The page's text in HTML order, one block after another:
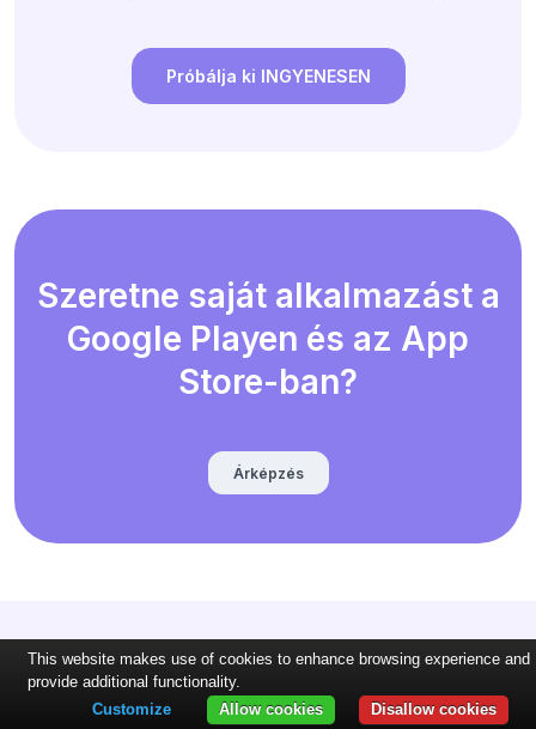
Próbálja ki INGYENESEN
Szeretne saját alkalmazást a
Google Playen és az App
Store-ban?
Árképzés
This website makes use of cookies to enhance browsing experience and
provide additional functionality.
Disallow cookies
Allow cookies
Customize